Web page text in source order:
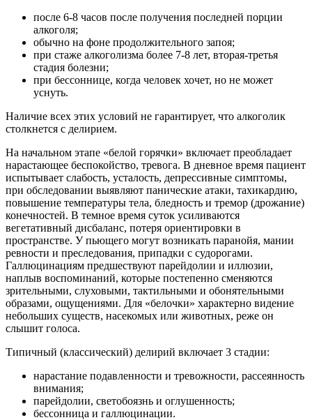
после 6-8 часов после получения последней порции
алкоголя;
обычно на фоне продолжительного запоя;
при стаже алкоголизма более 7-8 лет, вторая-третья
стадия болезни;
при бессоннице, когда человек хочет, но не может
уснуть.
Наличие всех этих условий не гарантирует, что алкоголик
столкнется с делирием.
На начальном этапе «белой горячки» включает преобладает
нарастающее беспокойство, тревога. В дневное время пациент
испытывает слабость, усталость, депрессивные симптомы,
при обследовании выявляют панические атаки, тахикардию,
повышение температуры тела, бледность и тремор (дрожание)
конечностей. В темное время суток усиливаются
вегетативный дисбаланс, потеря ориентировки в
пространстве. У пьющего могут возникать паранойя, мании
ревности и преследования, припадки с судорогами.
Галлюцинациям предшествуют парейдолии и иллюзии,
наплыв воспоминаний, которые постепенно сменяются
зрительными, слуховыми, тактильными и обонятельными
образами, ощущениями. Для «белочки» характерно видение
небольших существ, насекомых или животных, реже он
слышит голоса.
Типичный (классический) делирий включает 3 стадии:
нарастание подавленности и тревожности, рассеянность
внимания;
парейдолии, светобоязнь и оглушенность;
бессонница и галлюцинации.